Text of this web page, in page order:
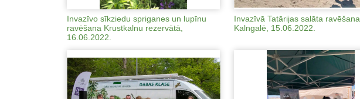
Invazīvo sīkziedu spriganes un lupīnu
ravēšana Krustkalnu rezervātā,
16.06.2022.
Invazīvā Tatārijas salāta
Kalngalē, 15.06.2022.